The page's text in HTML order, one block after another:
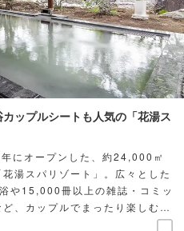
ップルシートも人気の「花湯ス
にオープンした、約24,000㎡
湯スパリゾート」。広々とした
や15,000冊以上の雑誌・コミッ
、カップルでまったり楽しむに
その全貌を詳しくご紹介します。